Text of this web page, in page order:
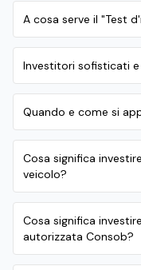
A cosa serve il "Test
Investitori sofisticati e
Quando e come si
Cosa significa
veicolo?
Cosa significa
autorizzata Consob?